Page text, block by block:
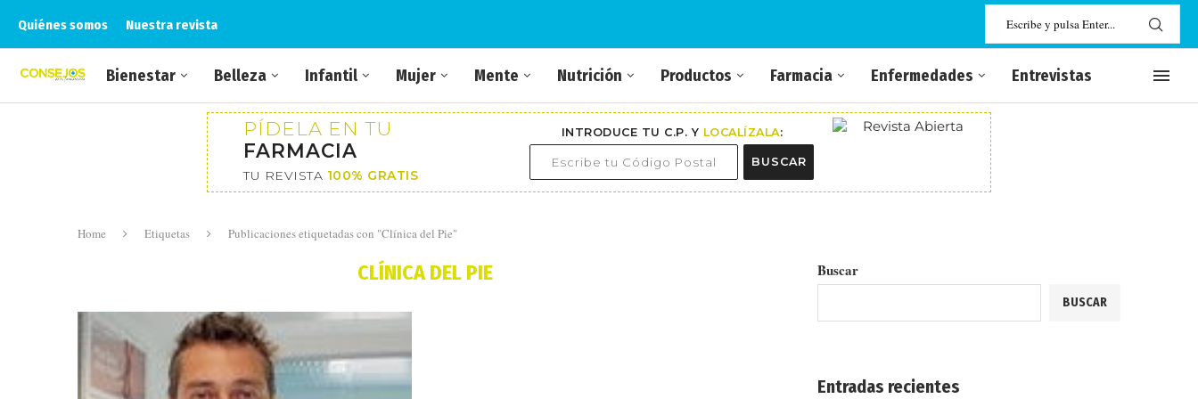
Quiénes somos Nuestra revista
Bienestar Belleza Infantil Mujer Mente Nutrición Productos Farmacia Enfermedades Entrevistas
PÍDELA EN TU
FARMACIA
TU REVISTA 100% GRATIS
INTRODUCE TU C.P. Y LOCALÍZALA:
BUSCAR
Home Etiquetas Publicaciones etiquetadas con "Clínica del Pie"
CLÍNICA DEL PIE Buscar
BUSCAR
Entradas recientes